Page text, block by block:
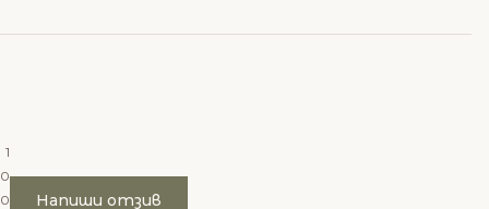
1
0
0
Напиши отзив